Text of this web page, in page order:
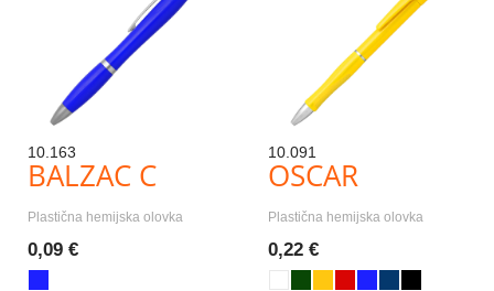
10.163
BALZAC C
Plastična hemijska olovka
0,09 €
10.091
OSCAR
Plastična hemijska olovka
0,22 €